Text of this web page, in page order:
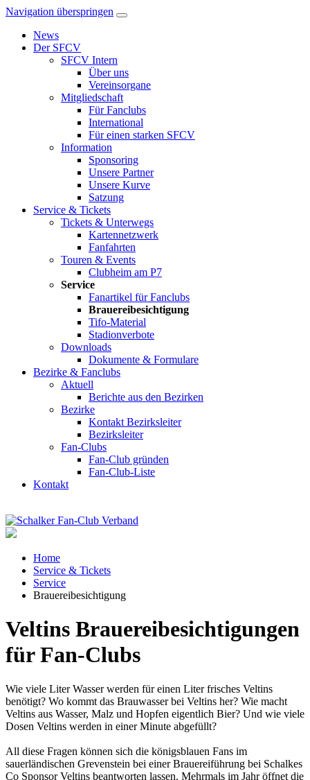
Navigation überspringen
News
Der SFCV
SFCV Intern
Über uns
Vereinsorgane
Mitgliedschaft
Für Fanclubs
International
Für einen starken SFCV
Information
Sponsoring
Unsere Partner
Unsere Kurve
Satzung
Service & Tickets
Tickets & Unterwegs
Kartennetzwerk
Fanfahrten
Touren & Events
Clubheim am P7
Service
Fanartikel für Fanclubs
Brauereibesichtigung
Tifo-Material
Stadionverbote
Downloads
Dokumente & Formulare
Bezirke & Fanclubs
Aktuell
Berichte aus den Bezirken
Bezirke
Kontakt Bezirksleiter
Bezirksleiter
Fan-Clubs
Fan-Club gründen
Fan-Club-Liste
Kontakt
Home
Service & Tickets
Service
Brauereibesichtigung
Veltins Brauereibesichtigungen
für Fan-Clubs
Wie viele Liter Wasser werden für einen Liter frisches Veltins
benötigt? Wo kommt das Brauwasser bei Veltins her? Wie macht
Veltins aus Wasser, Malz und Hopfen eigentlich Bier? Und wie viele
Dosen Veltins werden in einer Minute abgefüllt?
All diese Fragen können sich die königsblauen Fans im
sauerländischen Grevenstein bei einer Brauereiführung bei Schalkes
Co Sponsor Veltins beantworten lassen. Mehrmals im Jahr öffnet die